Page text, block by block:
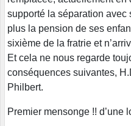
supporté la séparation avec
plus la pension de ses
sixième de la fratrie et
Et cela ne nous regarde
conséquences suivantes,
Philbert.
Premier mensonge !!